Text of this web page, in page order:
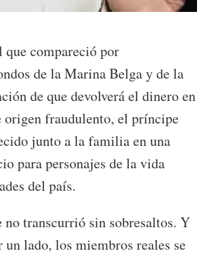
compareció por
de la Marina Belga y de la
de que devolverá el dinero en
origen fraudulento, el príncipe
junto a la familia en una
para personajes de la vida
del país.
no transcurrió sin sobresaltos. Y
un lado, los miembros reales se